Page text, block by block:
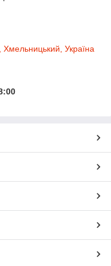
Хмельницький, Україна